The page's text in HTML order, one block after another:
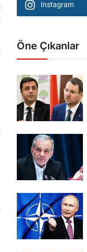
Instagram
Öne Çıkanlar